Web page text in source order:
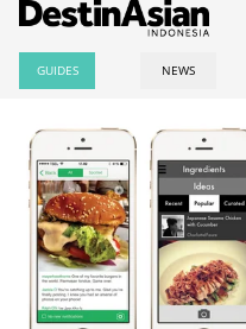
GUIDES NEWS